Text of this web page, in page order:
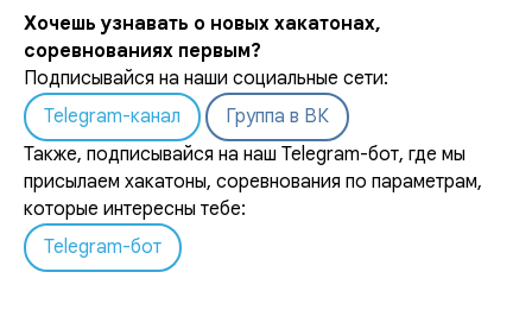
Хочешь узнавать о новых хакатонах,
соревнованиях первым?
Подписывайся на наши социальные сети:
Telegram-канал
Группа в ВК
Также, подписывайся на наш Telegram-бот, где мы
присылаем хакатоны, соревнования по параметрам,
которые интересны тебе:
Telegram-бот